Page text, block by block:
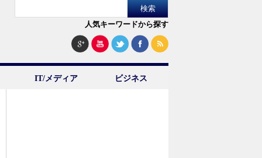
人気キーワードから探す
IT/メディア ビジネス